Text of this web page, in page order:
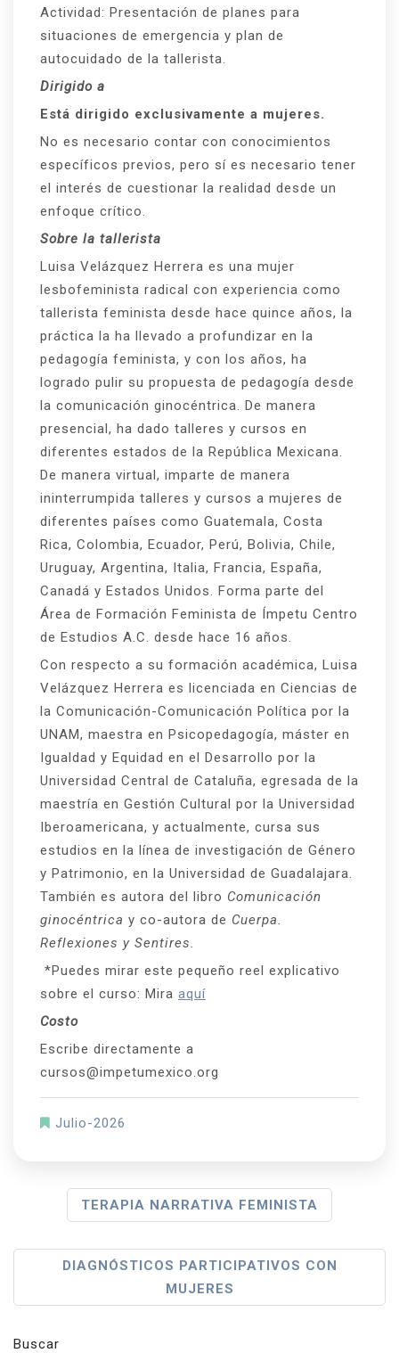
Actividad: Presentación de planes para
situaciones de emergencia y plan de
autocuidado de la tallerista.
Dirigido a
Está dirigido exclusivamente a mujeres.
No es necesario contar con conocimientos
específicos previos, pero sí es necesario tener
el interés de cuestionar la realidad desde un
enfoque crítico.
Sobre la tallerista
Luisa Velázquez Herrera es una mujer
lesbofeminista radical con experiencia como
tallerista feminista desde hace quince años, la
práctica la ha llevado a profundizar en la
pedagogía feminista, y con los años, ha
logrado pulir su propuesta de pedagogía desde
la comunicación ginocéntrica. De manera
presencial, ha dado talleres y cursos en
diferentes estados de la República Mexicana.
De manera virtual, imparte de manera
ininterrumpida talleres y cursos a mujeres de
diferentes países como Guatemala, Costa
Rica, Colombia, Ecuador, Perú, Bolivia, Chile,
Uruguay, Argentina, Italia, Francia, España,
Canadá y Estados Unidos. Forma parte del
Área de Formación Feminista de Ímpetu Centro
de Estudios A.C. desde hace 16 años.
Con respecto a su formación académica, Luisa
Velázquez Herrera es licenciada en Ciencias de
la Comunicación-Comunicación Política por la
UNAM, maestra en Psicopedagogía, máster en
Igualdad y Equidad en el Desarrollo por la
Universidad Central de Cataluña, egresada de la
maestría en Gestión Cultural por la Universidad
Iberoamericana, y actualmente, cursa sus
estudios en la línea de investigación de Género
y Patrimonio, en la Universidad de Guadalajara.
También es autora del libro Comunicación
ginocéntrica y co-autora de Cuerpa.
Reflexiones y Sentires.
*Puedes mirar este pequeño reel explicativo
sobre el curso: Mira aquí
Costo
Escribe directamente a
cursos@impetumexico.org
Julio-2026
E
G
TERAPIA NARRATIVA FEMINISTA
DIAGNÓSTICOS PARTICIPATIVOS CON
MUJERES
Buscar